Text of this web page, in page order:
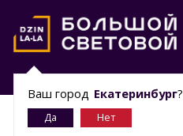
Ваш город Екатеринбург?